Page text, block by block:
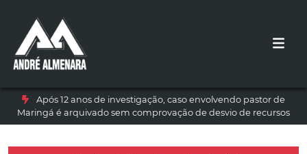
Após 12 anos de investigação, caso envolvendo pastor de
Maringá é arquivado sem comprovação de desvio de recursos